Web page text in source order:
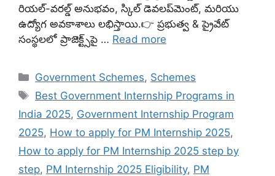
రియల్-వరల్డ్ అనుభవం, స్కిల్ డెవలప్‌మెంట్, మరియు
ఉద్యోగ అవకాశాలు లభిస్తాయి.👉 ప్రభుత్వ & ప్రైవేట్
సంస్థలలో ప్రాజెక్ట్స్‌పై … Read more
Categories
Government Schemes, Schemes
Tags
Best Government Internship Programs in
India 2025, Government Internship Program
2025, How to apply for PM Internship 2025,
How to apply for PM Internship 2025 step by
step, PM Internship 2025 Eligibility, PM